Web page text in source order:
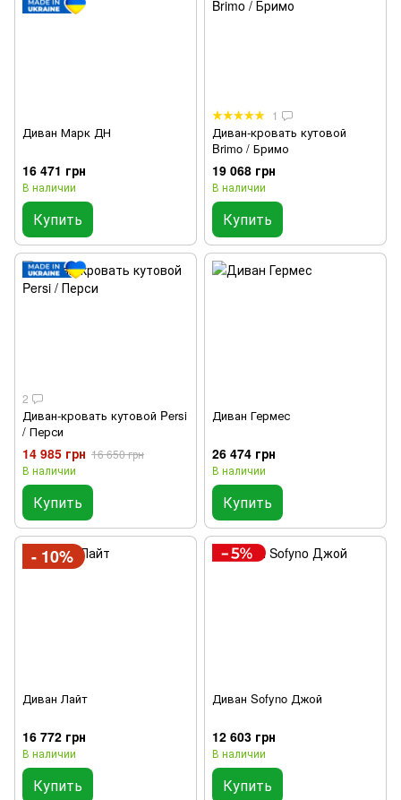
Диван Марк ДН
16 471 грн
В наличии
Купить
1
Диван-кровать кутовой
Brimo / Бримо
19 068 грн
В наличии
Купить
2
Диван-кровать кутовой Persi
/ Перси
14 985 грн 16 650 грн
В наличии
Купить
Диван Гермес
26 474 грн
В наличии
Купить
- 10%
Диван Лайт
16 772 грн
В наличии
Купить
Диван Sofyno Джой
12 603 грн
В наличии
Купить